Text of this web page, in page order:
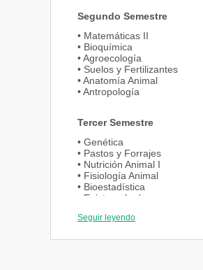
Segundo Semestre
• Matemáticas II
• Bioquímica
• Agroecología
• Suelos y Fertilizantes
• Anatomía Animal
• Antropología
Tercer Semestre
• Genética
• Pastos y Forrajes
• Nutrición Animal I
• Fisiología Animal
• Bioestadística
• Epistemología
• Ingles II
Seguir leyendo